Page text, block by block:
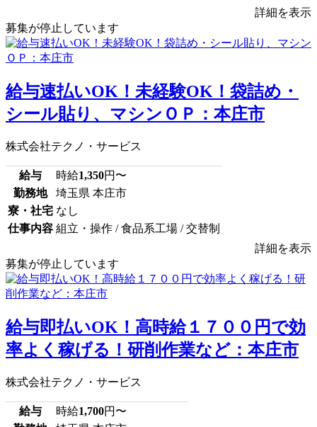
詳細を表示
募集が停止しています
給与速払いOK！未経験OK！袋詰め・
シール貼り、マシンＯＰ：本庄市
株式会社テクノ・サービス
給与 時給1,350円〜
勤務地
埼玉県 本庄市
寮・社宅 なし
仕事内容 組立・操作 / 食品系工場 / 交替制
詳細を表示
募集が停止しています
給与即払いOK！高時給１７００円で効
率よく稼げる！研削作業など：本庄市
株式会社テクノ・サービス
給与 時給1,700円〜